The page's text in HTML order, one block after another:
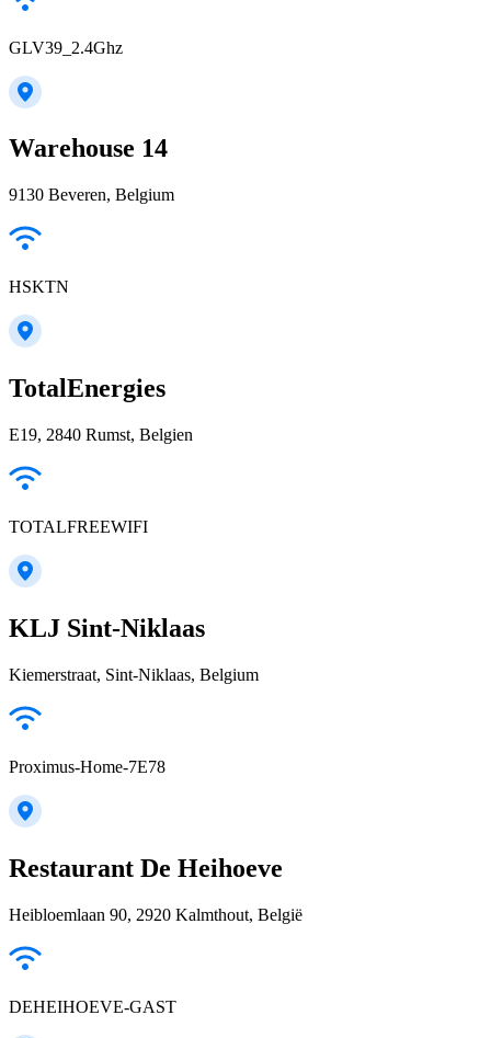
GLV39_2.4Ghz
Warehouse 14
9130 Beveren, Belgium
HSKTN
TotalEnergies
E19, 2840 Rumst, Belgien
TOTALFREEWIFI
KLJ Sint-Niklaas
Kiemerstraat, Sint-Niklaas, Belgium
Proximus-Home-7E78
Restaurant De Heihoeve
Heibloemlaan 90, 2920 Kalmthout, België
DEHEIHOEVE-GAST